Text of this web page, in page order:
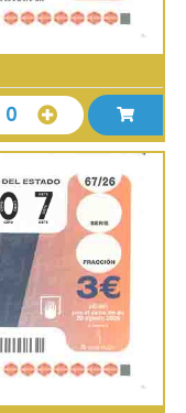
0